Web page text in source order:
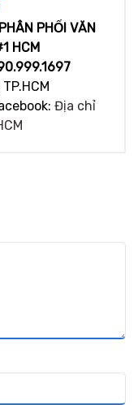
PHỐI VĂN
HCM
Địa chỉ